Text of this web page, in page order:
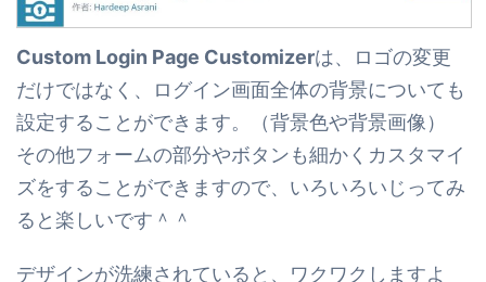
Custom Login Page Customizerは、ロゴの変更
だけではなく、ログイン画面全体の背景についても
設定することができます。（背景色や背景画像）
その他フォームの部分やボタンも細かくカスタマイ
ズをすることができますので、 いろいろいじってみ
ると楽しいです＾＾
デザインが洗練されていると、ワクワクしますよ